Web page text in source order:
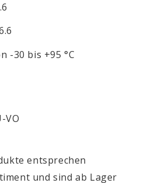
-30 bis +95 °C
VO
entsprechen
und sind ab Lager